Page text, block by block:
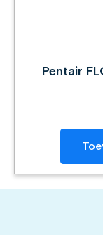
Pentair